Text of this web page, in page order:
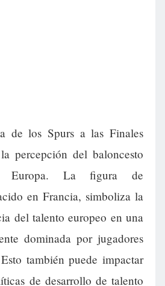
de los Spurs a las Finales
percepción del baloncesto
Europa. La figura de
en Francia, simboliza la
del talento europeo en una
dominada por jugadores
también puede impactar
de desarrollo de talento